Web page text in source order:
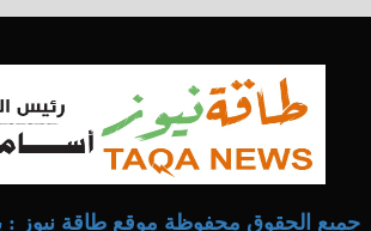
جميع الحقوق محفوظة موقع طاقة نيوز :